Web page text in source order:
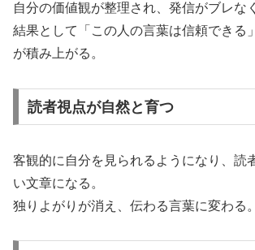
自分の価値観が整理され、発信がブレな
結果として「この人の言葉は信頼できる
が積み上がる。
読者視点が自然と育つ
客観的に自分を見られるようになり、読
い文章になる。
独りよがりが消え、伝わる言葉に変わる。